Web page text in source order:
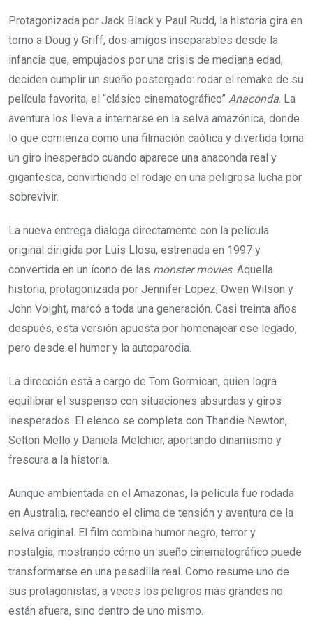
Protagonizada por Jack Black y Paul Rudd, la historia gira en
torno a Doug y Griff, dos amigos inseparables desde la
infancia que, empujados por una crisis de mediana edad,
deciden cumplir un sueño postergado: rodar el remake de su
película favorita, el “clásico cinematográfico” Anaconda. La
aventura los lleva a internarse en la selva amazónica, donde
lo que comienza como una filmación caótica y divertida toma
un giro inesperado cuando aparece una anaconda real y
gigantesca, convirtiendo el rodaje en una peligrosa lucha por
sobrevivir.
La nueva entrega dialoga directamente con la película
original dirigida por Luis Llosa, estrenada en 1997 y
convertida en un ícono de las monster movies. Aquella
historia, protagonizada por Jennifer Lopez, Owen Wilson y
John Voight, marcó a toda una generación. Casi treinta años
después, esta versión apuesta por homenajear ese legado,
pero desde el humor y la autoparodia.
La dirección está a cargo de Tom Gormican, quien logra
equilibrar el suspenso con situaciones absurdas y giros
inesperados. El elenco se completa con Thandie Newton,
Selton Mello y Daniela Melchior, aportando dinamismo y
frescura a la historia.
Aunque ambientada en el Amazonas, la película fue rodada
en Australia, recreando el clima de tensión y aventura de la
selva original. El film combina humor negro, terror y
nostalgia, mostrando cómo un sueño cinematográfico puede
transformarse en una pesadilla real. Como resume uno de
sus protagonistas, a veces los peligros más grandes no
están afuera, sino dentro de uno mismo.